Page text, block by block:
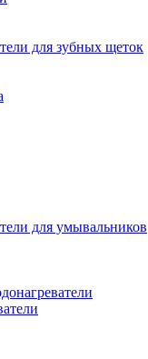
для зубных щеток
для умывальников